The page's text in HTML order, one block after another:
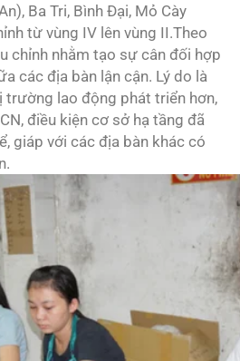
Ba Tri, Bình Đại, Mỏ Cày
từ vùng IV lên vùng II.Theo
chỉnh nhằm tạo sự cân đối hợp
các địa bàn lận cận. Lý do là
trường lao động phát triển hơn,
điều kiện cơ sở hạ tầng đã
giáp với các địa bàn khác có